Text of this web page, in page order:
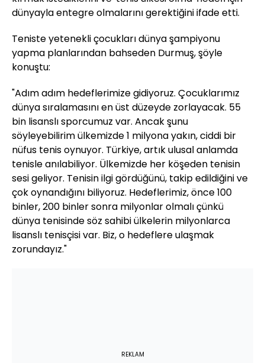
dünyayla entegre olmalarını gerektiğini ifade etti.
Teniste yetenekli çocukları dünya şampiyonu
yapma planlarından bahseden Durmuş, şöyle
konuştu:
"Adım adım hedeflerimize gidiyoruz. Çocuklarımız
dünya sıralamasını en üst düzeyde zorlayacak. 55
bin lisanslı sporcumuz var. Ancak şunu
söyleyebilirim ülkemizde 1 milyona yakın, ciddi bir
nüfus tenis oynuyor. Türkiye, artık ulusal anlamda
tenisle anılabiliyor. Ülkemizde her köşeden tenisin
sesi geliyor. Tenisin ilgi gördüğünü, takip edildiğini ve
çok oynandığını biliyoruz. Hedeflerimiz, önce 100
binler, 200 binler sonra milyonlar olmalı çünkü
dünya tenisinde söz sahibi ülkelerin milyonlarca
lisanslı tenisçisi var. Biz, o hedeflere ulaşmak
zorundayız."
REKLAM